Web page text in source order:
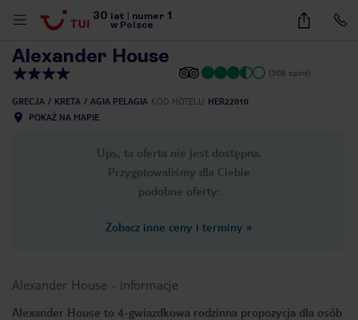
30 lat numer 1
w Polsce
25
Alexander House
(308 opinii)
GRECJA KRETA AGIA PELAGIA KOD HOTELU HER22010
POKAŻ NA MAPIE
Ups, ta oferta nie jest dostępna.
Przygotowaliśmy dla Ciebie
podobne oferty:
Zobacz inne ceny i terminy »
Alexander House - informacje
Alexander House to 4-gwiazdkowa rodzinna propozycja dla osób